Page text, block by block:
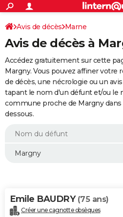
ACTUALITÉS
Politique
Société
Faits Divers
Education
Monde
Villes
+
SPORT
Coupe du monde 2026
Football
Tennis
Cyclisme
Rugby
Forum
Programme TV
TNTStreaming
Cinéma
Sorties cinéma
Musique
+
FINANCE
Retraite
Epargne
Immobilier
Risques naturels par ville
Assurance
AUTO
Essais
Réserver un essai
Citadines
Berlines
SUV
Forum auto
+
HIGH-TECH
BRICOLAGE
WEEK-END
Alimentation
Guide de la santé
Maladies
Médicaments
Sommeil
VOYAGE
Avis de décès Marne
Avis de décès à
Accédez gratuitement sur cette
Margny. Vous pouvez affiner votre
de décès, une nécrologie ou un
tapant le nom d'un défunt et/ou le
commune proche de Margny
dessous.
Emile BAUDRY (75 ans)
Créer une cagnotte obsèques